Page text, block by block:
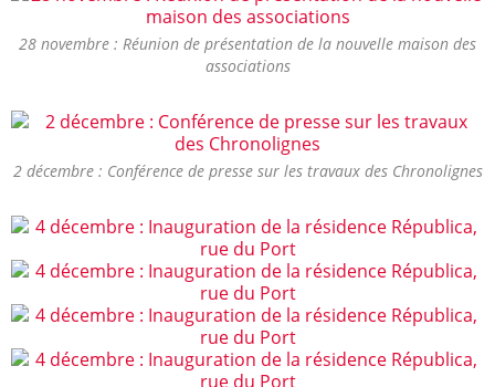
28 novembre : Réunion de présentation de la nouvelle maison des
associations
2 décembre : Conférence de presse sur les travaux des Chronolignes